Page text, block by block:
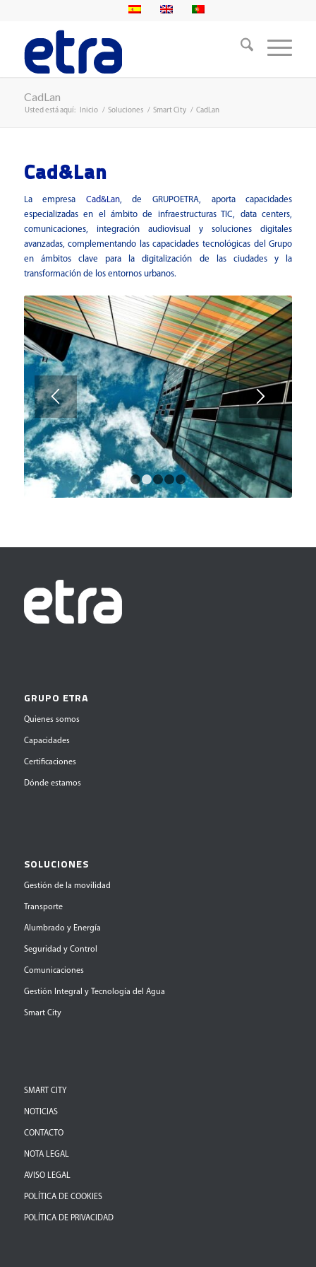
CadLan
Usted está aquí: Inicio / Soluciones / Smart City / CadLan
Cad&Lan
La empresa Cad&Lan, de GRUPOETRA, aporta capacidades
especializadas en el ámbito de infraestructuras TIC, data centers,
comunicaciones, integración audiovisual y soluciones digitales
avanzadas, complementando las capacidades tecnológicas del Grupo
en ámbitos clave para la digitalización de las ciudades y la
transformación de los entornos urbanos.
1 2 3 4 5
GRUPO ETRA
Quienes somos
Capacidades
Certificaciones
Dónde estamos
SOLUCIONES
Gestión de la movilidad
Transporte
Alumbrado y Energía
Seguridad y Control
Comunicaciones
Gestión Integral y Tecnología del Agua
Smart City
SMART CITY
NOTICIAS
CONTACTO
NOTA LEGAL
AVISO LEGAL
POLÍTICA DE COOKIES
POLÍTICA DE PRIVACIDAD